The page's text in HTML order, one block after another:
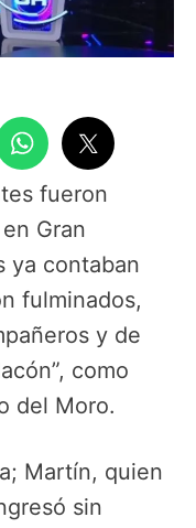
fueron
Gran
ya contaban
fulminados,
y de
como
del Moro.
Martín, quien
sin